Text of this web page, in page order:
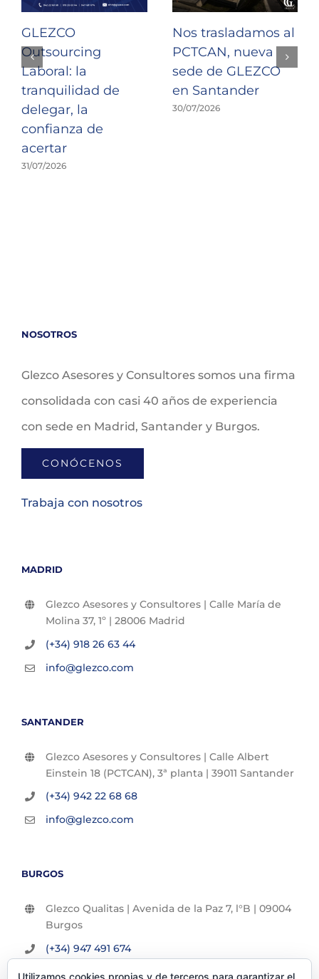
GLEZCO
Outsourcing
Laboral: la
tranquilidad de
delegar, la
confianza de
acertar
31/07/2026
Nos trasladamos al
PCTCAN, nueva
sede de GLEZCO
en Santander
30/07/2026
NOSOTROS
Glezco Asesores y Consultores somos una firma
consolidada con casi 40 años de experiencia
con sede en Madrid, Santander y Burgos.
CONÓCENOS
Trabaja con nosotros
MADRID
Glezco Asesores y Consultores | Calle María de
Molina 37, 1º | 28006 Madrid
(+34) 918 26 63 44
info@glezco.com
SANTANDER
Glezco Asesores y Consultores | Calle Albert
Einstein 18 (PCTCAN), 3ª planta | 39011 Santander
(+34) 942 22 68 68
info@glezco.com
BURGOS
Glezco Qualitas | Avenida de la Paz 7, l°B | 09004
Burgos
(+34) 947 491 674
info@glezco.com
Utilizamos cookies propias y de terceros para garantizar el